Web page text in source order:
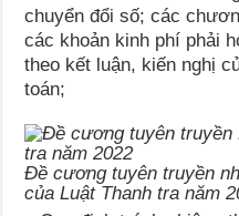
chuyển đổi số; các
các khoản kinh phí phải
theo kết luận, kiến nghị
toán;
Đề cương tuyên truyền
của Luật Thanh tra năm